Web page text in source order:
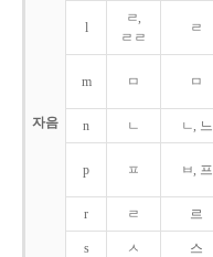
자음
l
ㄹ,
ㄹㄹ
ㄹ
m ㅁ ㅁ
n ㄴ ㄴ, 느
p ㅍ ㅂ, 프
r ㄹ 르
s ㅅ 스